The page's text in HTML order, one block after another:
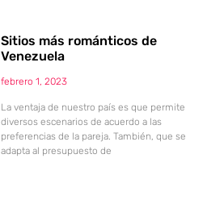
Sitios más románticos de
Venezuela
febrero 1, 2023
La ventaja de nuestro país es que permite
diversos escenarios de acuerdo a las
preferencias de la pareja. También, que se
adapta al presupuesto de